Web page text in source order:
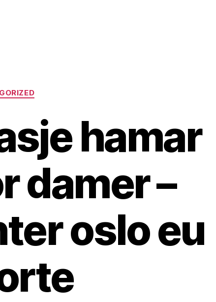
Categories
hamar
damer –
oslo eu